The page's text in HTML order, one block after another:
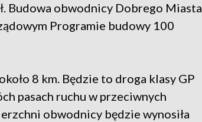
Budowa obwodnicy Dobrego Miasta
Programie budowy 100
8 km. Będzie to droga klasy GP
pasach ruchu w przeciwnych
obwodnicy będzie wynosiła